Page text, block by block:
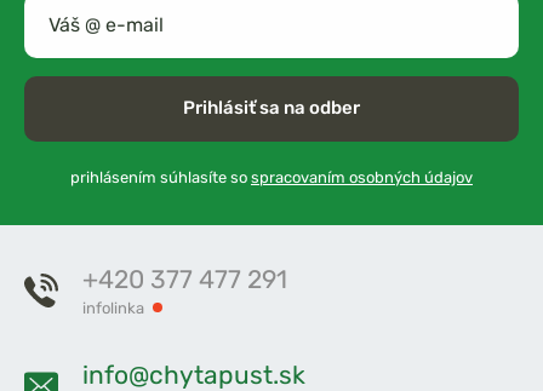
Prihlásiť sa na odber
prihlásením súhlasíte so spracovaním osobných údajov
+420 377 477 291
infolinka
info@chytapust.sk